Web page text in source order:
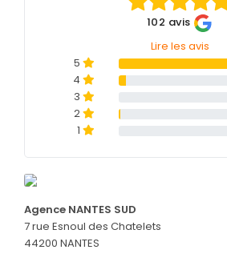
CATALOGUE
DE MONUMENTS
Entretien de sépulture
Livraison de Fleurs Naturelles
Nos capitons funéraires
Nos cercueils
102 avis
Lire les avis
5
4
3
2
1
Agence NANTES SUD
7 rue Esnoul des Chatelets
44200 NANTES